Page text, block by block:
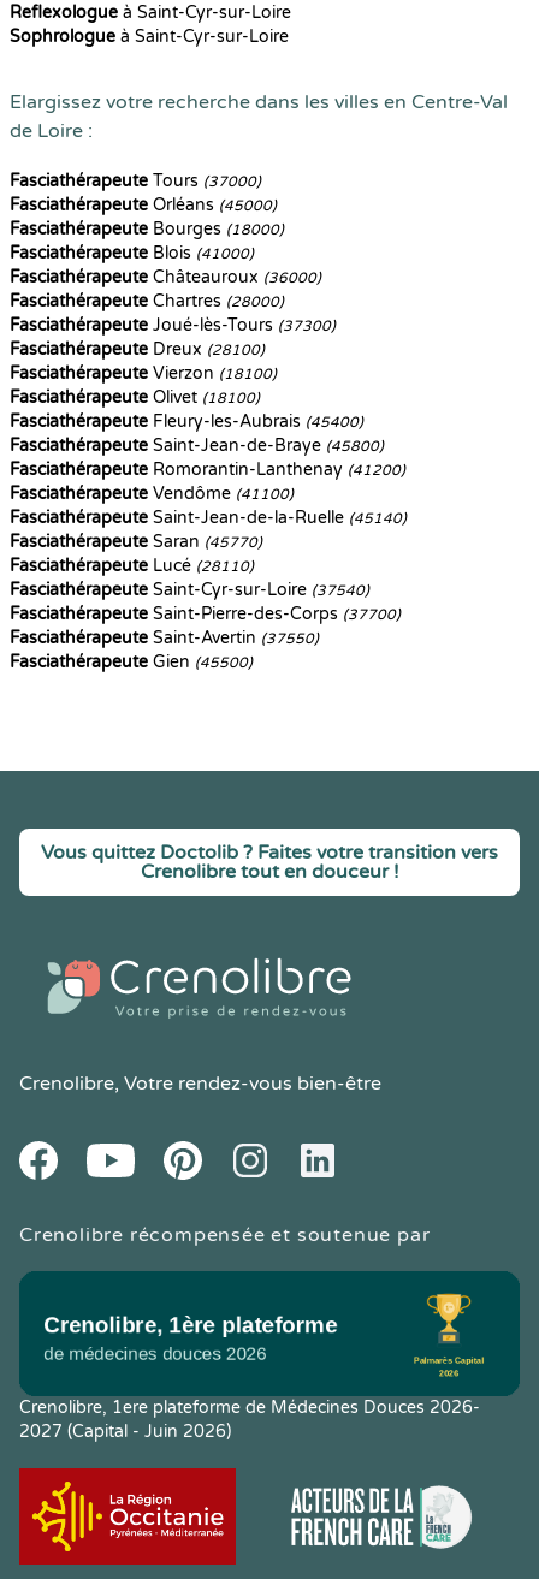
Reflexologue à Saint-Cyr-sur-Loire
Sophrologue à Saint-Cyr-sur-Loire
Elargissez votre recherche dans les villes en Centre-Val
de Loire :
Fasciathérapeute Tours (37000)
Fasciathérapeute Orléans (45000)
Fasciathérapeute Bourges (18000)
Fasciathérapeute Blois (41000)
Fasciathérapeute Châteauroux (36000)
Fasciathérapeute Chartres (28000)
Fasciathérapeute Joué-lès-Tours (37300)
Fasciathérapeute Dreux (28100)
Fasciathérapeute Vierzon (18100)
Fasciathérapeute Olivet (18100)
Fasciathérapeute Fleury-les-Aubrais (45400)
Fasciathérapeute Saint-Jean-de-Braye (45800)
Fasciathérapeute Romorantin-Lanthenay (41200)
Fasciathérapeute Vendôme (41100)
Fasciathérapeute Saint-Jean-de-la-Ruelle (45140)
Fasciathérapeute Saran (45770)
Fasciathérapeute Lucé (28110)
Fasciathérapeute Saint-Cyr-sur-Loire (37540)
Fasciathérapeute Saint-Pierre-des-Corps (37700)
Fasciathérapeute Saint-Avertin (37550)
Fasciathérapeute Gien (45500)
Vous quittez Doctolib ? Faites votre transition vers
Crenolibre tout en douceur !
Crenolibre, Votre rendez-vous bien-être
FacebookYoutube PinteresetInstagramLinkedIn
Crenolibre récompensée et soutenue par
Crenolibre, 1ere plateforme de Médecines Douces 2026-
2027 (Capital - Juin 2026)